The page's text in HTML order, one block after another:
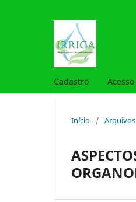
Cadastro Acesso
Início / Arquivos